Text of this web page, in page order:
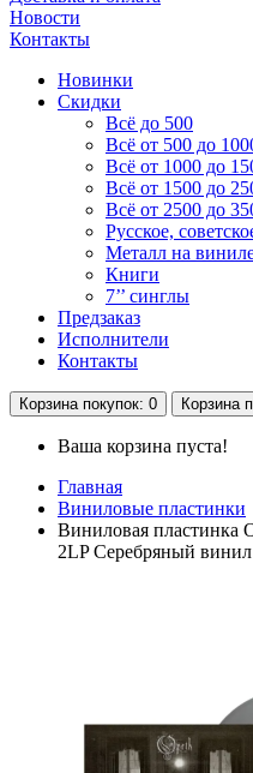
Новости
Контакты
Новинки
Скидки
Всё до 500
Всё от 500 до
Всё от 1000 до
Всё от 1500 до
Всё от 2500 до
Русское,
Металл на
Книги
7’’ синглы
Предзаказ
Исполнители
Контакты
Корзина покупок: 0 Корзина
Ваша корзина пуста!
Главная
Виниловые пластинки
Виниловая пластинка
2LP Серебряный винил